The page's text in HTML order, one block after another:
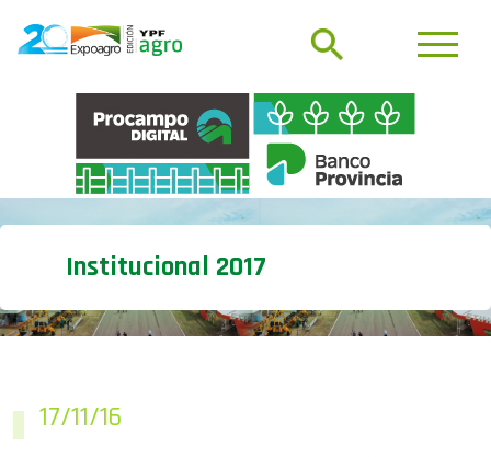
Institucional 2017
17/11/16